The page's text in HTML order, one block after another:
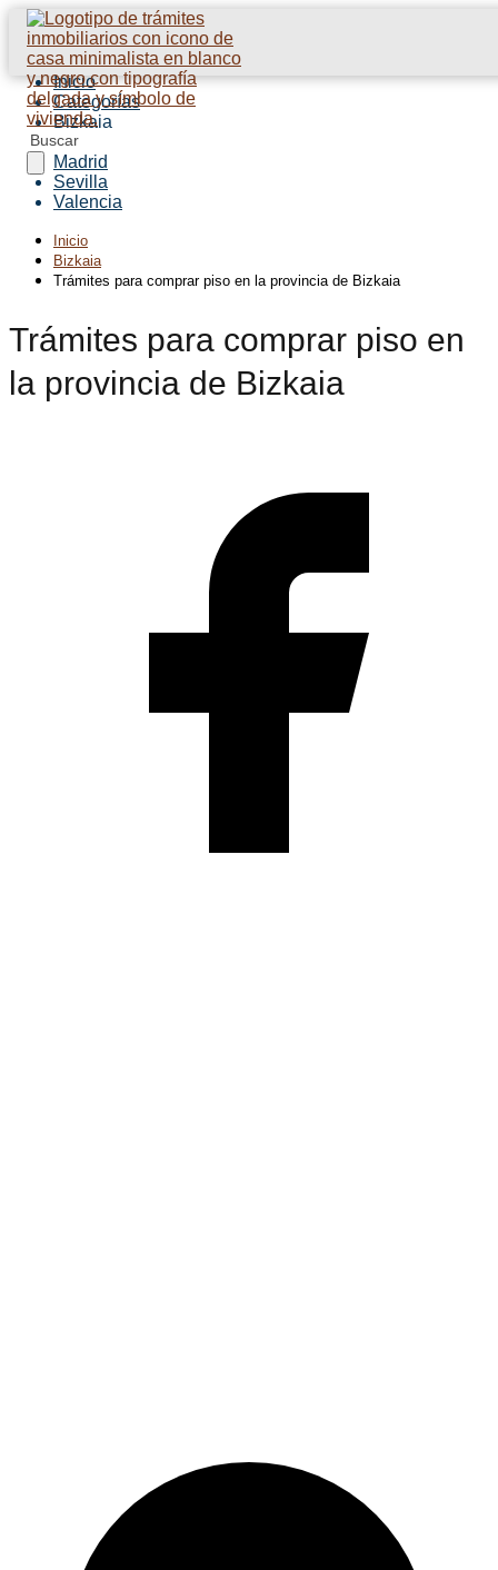
Inicio
Categorías
Bizkaia
Barcelona
Madrid
Sevilla
Valencia
Inicio
Bizkaia
Trámites para comprar piso en la provincia de Bizkaia
Trámites para comprar piso en
la provincia de Bizkaia